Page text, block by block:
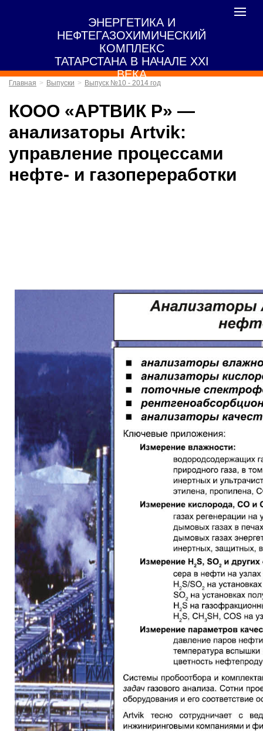
ЭНЕРГЕТИКА И
НЕФТЕГАЗОХИМИЧЕСКИЙ
КОМПЛЕКС
ТАТАРСТАНА В НАЧАЛЕ XXI
ВЕКА
Toggle
Главная Выпуски Выпуск №10 - 2014 год
КООО «АРТВИК Р» —
анализаторы Artvik:
управление процессами
нефте- и газопереработки